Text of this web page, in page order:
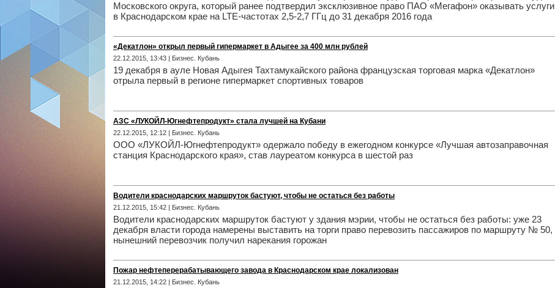
Московского округа, который ранее подтвердил эксклюзивное право ПАО «Мегафон» оказывать услуги
в Краснодарском крае на LTE-частотах 2,5-2,7 ГГц до 31 декабря 2016 года
«Декатлон» открыл первый гипермаркет в Адыгее за 400 млн рублей
22.12.2015, 13:43 | Бизнес. Кубань
19 декабря в ауле Новая Адыгея Тахтамукайского района французская торговая марка «Декатлон»
отрыла первый в регионе гипермаркет спортивных товаров
АЗС «ЛУКОЙЛ-Югнефтепродукт» стала лучшей на Кубани
22.12.2015, 12:12 | Бизнес. Кубань
ООО «ЛУКОЙЛ-Югнефтепродукт» одержало победу в ежегодном конкурсе «Лучшая автозаправочная
станция Краснодарского края», став лауреатом конкурса в шестой раз
Водители краснодарских маршруток бастуют, чтобы не остаться без работы
21.12.2015, 15:42 | Бизнес. Кубань
Водители краснодарских маршруток бастуют у здания мэрии, чтобы не остаться без работы: уже 23
декабря власти города намерены выставить на торги право перевозить пассажиров по маршруту № 50,
нынешний перевозчик получил нарекания горожан
Пожар нефтеперерабатывающего завода в Краснодарском крае локализован
21.12.2015, 14:22 | Бизнес. Кубань